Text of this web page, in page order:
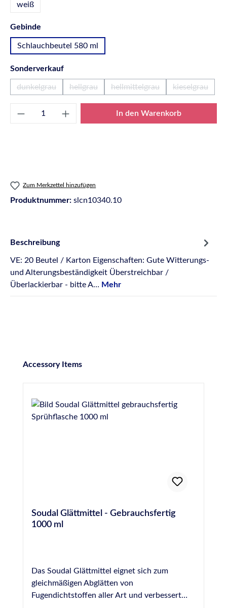
weiß
Gebinde
Schlauchbeutel 580 ml
Sonderverkaufauswählen
dunkelgrau
(Diese Option ist zurzeit nicht verfügbar.)
hellgrau
(Diese Option ist zurzeit nicht verfügbar.)
hellmittelgrau
(Diese Option ist zurzeit
kieselgrau
(Diese
Produkt Anzahl: Gib den gewünschten
In den Warenkorb
Zum Merkzettel hinzufügen
Produktnummer: slcn10340.10
Beschreibung
VE: 20 Beutel / Karton Eigenschaften: Gute Witterungs-
und Alterungsbeständigkeit Überstreichbar /
Überlackierbar - bitte A… Mehr
Produktgalerie überspringen
Accessory Items
Soudal Glättmittel - Gebrauchsfertig
1000 ml
Das Soudal Glättmittel eignet sich zum
gleichmäßigen Abglätten von
Fugendichtstoffen aller Art und verbessert